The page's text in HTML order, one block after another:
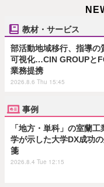
教材・サービス
部活動地域移行、指導の
可視化…CIN GROUPと
業務提携
2026.8.6 Thu 15:45
事例
「地方・単科」の室蘭工
学が示した大学DX成功
箋
2026.8.4 Tue 12:15